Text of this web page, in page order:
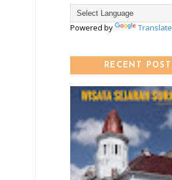
Powered by Translate
RECENT POST